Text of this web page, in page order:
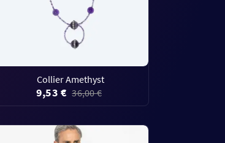
Collier Amethyst
9,53 € 36,00 €